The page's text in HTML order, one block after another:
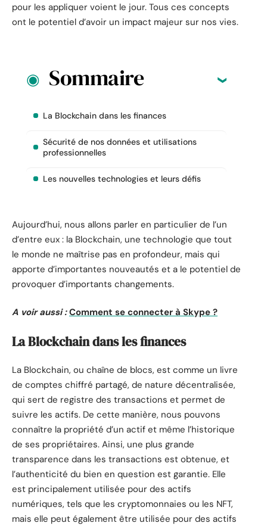
pour les appliquer voient le jour. Tous ces concepts
ont le potentiel d’avoir un impact majeur sur nos vies.
Sommaire
La Blockchain dans les finances
Sécurité de nos données et utilisations
professionnelles
Les nouvelles technologies et leurs défis
Aujourd’hui, nous allons parler en particulier de l’un
d’entre eux : la Blockchain, une technologie que tout
le monde ne maîtrise pas en profondeur, mais qui
apporte d’importantes nouveautés et a le potentiel de
provoquer d’importants changements.
A voir aussi : Comment se connecter à Skype ?
La Blockchain dans les finances
La Blockchain, ou chaîne de blocs, est comme un livre
de comptes chiffré partagé, de nature décentralisée,
qui sert de registre des transactions et permet de
suivre les actifs. De cette manière, nous pouvons
connaître la propriété d’un actif et même l’historique
de ses propriétaires. Ainsi, une plus grande
transparence dans les transactions est obtenue, et
l’authenticité du bien en question est garantie. Elle
est principalement utilisée pour des actifs
numériques, tels que les cryptomonnaies ou les NFT,
mais elle peut également être utilisée pour des actifs